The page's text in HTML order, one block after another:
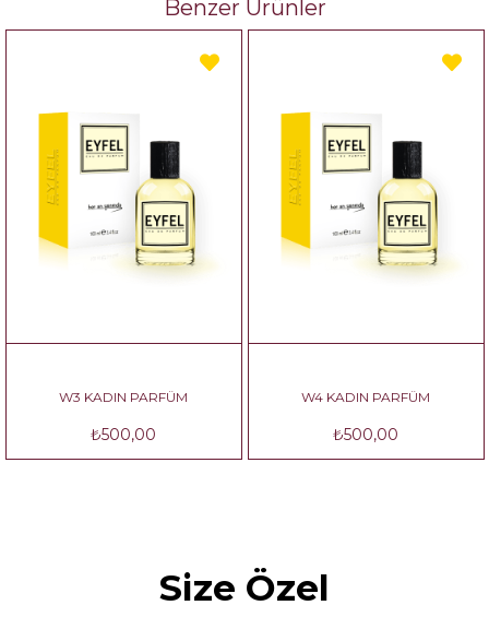
Benzer Ürünler
W3 KADIN PARFÜM
₺500,00
W4 KADIN PARFÜM
₺500,00
Size Özel